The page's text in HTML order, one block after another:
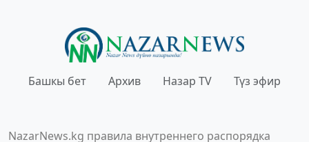
Башкы бет Архив Назар TV Түз эфир
NazarNews.kg правила внутреннего распорядка